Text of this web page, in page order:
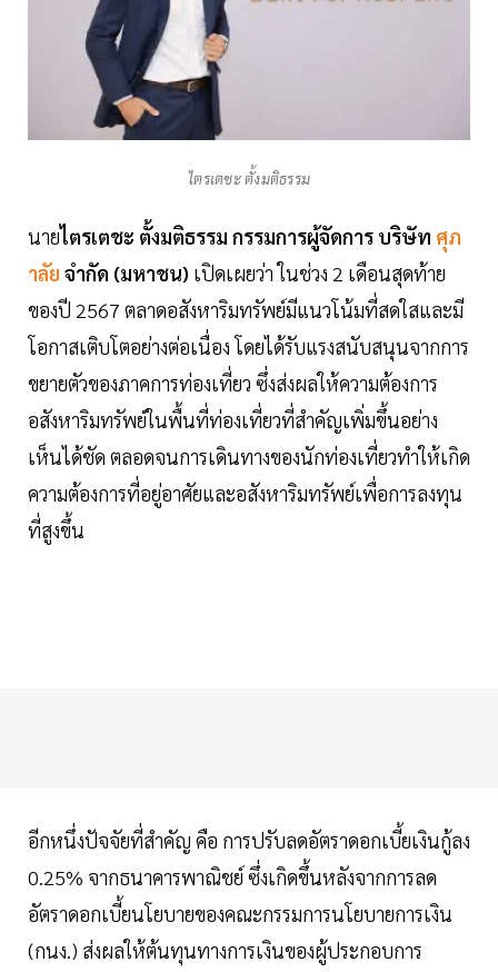
ไตรเตชะ ตั้งมติธรรม
นายไตรเตชะ ตั้งมติธรรม กรรมการผู้จัดการ บริษัท ศุภ
าลัย จำกัด (มหาชน) เปิดเผยว่า ในช่วง 2 เดือนสุดท้าย
ของปี 2567 ตลาดอสังหาริมทรัพย์มีแนวโน้มที่สดใสและมี
โอกาสเติบโตอย่างต่อเนื่อง โดยได้รับแรงสนับสนุนจากการ
ขยายตัวของภาคการท่องเที่ยว ซึ่งส่งผลให้ความต้องการ
อสังหาริมทรัพย์ในพื้นที่ท่องเที่ยวที่สำคัญเพิ่มขึ้นอย่าง
เห็นได้ชัด ตลอดจนการเดินทางของนักท่องเที่ยวทำให้เกิด
ความต้องการที่อยู่อาศัยและอสังหาริมทรัพย์เพื่อการลงทุน
ที่สูงขึ้น
อีกหนึ่งปัจจัยที่สำคัญ คือ การปรับลดอัตราดอกเบี้ยเงินกู้ลง
0.25% จากธนาคารพาณิชย์ ซึ่งเกิดขึ้นหลังจากการลด
อัตราดอกเบี้ยนโยบายของคณะกรรมการนโยบายการเงิน
(กนง.) ส่งผลให้ต้นทุนทางการเงินของผู้ประกอบการ